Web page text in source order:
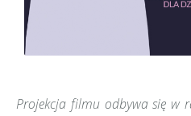
Projekcja filmu odbywa się w